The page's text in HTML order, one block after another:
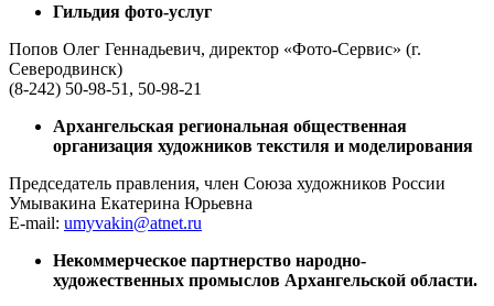
Гильдия фото-услуг
Попов Олег Геннадьевич, директор «Фото-Сервис» (г.
Северодвинск)
(8-242) 50-98-51, 50-98-21
Архангельская региональная общественная
организация художников текстиля и моделирования
Председатель правления, член Союза художников России
Умывакина Екатерина Юрьевна
E-mail: umyvakin@atnet.ru
Некоммерческое партнерство народно-
художественных промыслов Архангельской области.